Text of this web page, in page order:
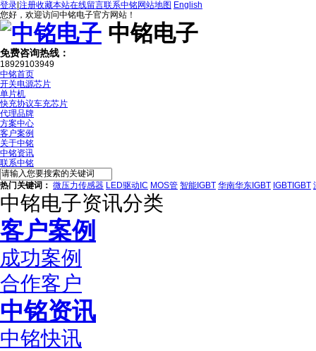
登录 注册收藏本站在线留言联系中铭 网站地图 English
您好，欢迎访问中铭电子官方网站！
中铭电子
免费咨询热线：
18929103949
中铭首页
开关电源芯片
单片机
快充协议车充芯片
代理品牌
方案中心
客户案例
关于中铭
中铭资讯
联系中铭
热门关键词： 微压力传感器 LED驱动IC MOS管 智能IGBT 华南华东IGBT IGBTIGBT
中铭电子资讯分类
客户案例
成功案例
合作客户
中铭资讯
中铭快讯